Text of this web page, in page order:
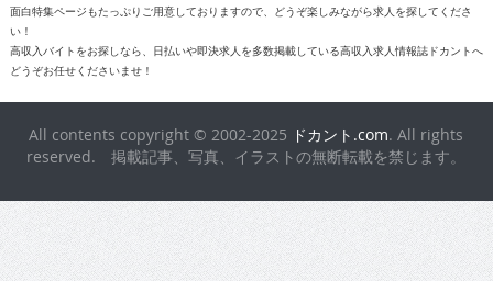
面白特集ページもたっぷりご用意しておりますので、どうぞ楽しみながら求人を探してくださ
い！
高収入バイトをお探しなら、日払いや即決求人を多数掲載している高収入求人情報誌ドカントへ
どうぞお任せくださいませ！
All contents copyright © 2002-2025 ドカント.com. All rights
reserved. 掲載記事、写真、イラストの無断転載を禁じます。